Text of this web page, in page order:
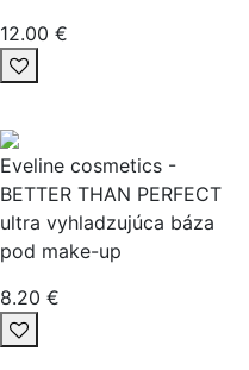
12.00 €
Eveline cosmetics -
BETTER THAN PERFECT
ultra vyhladzujúca báza
pod make-up
8.20 €